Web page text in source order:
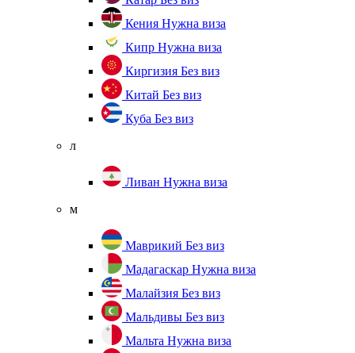
Кения Нужна виза
Кипр Нужна виза
Киргизия Без виз
Китай Без виз
Куба Без виз
л
Ливан Нужна виза
м
Маврикий Без виз
Мадагаскар Нужна виза
Малайзия Без виз
Мальдивы Без виз
Мальта Нужна виза